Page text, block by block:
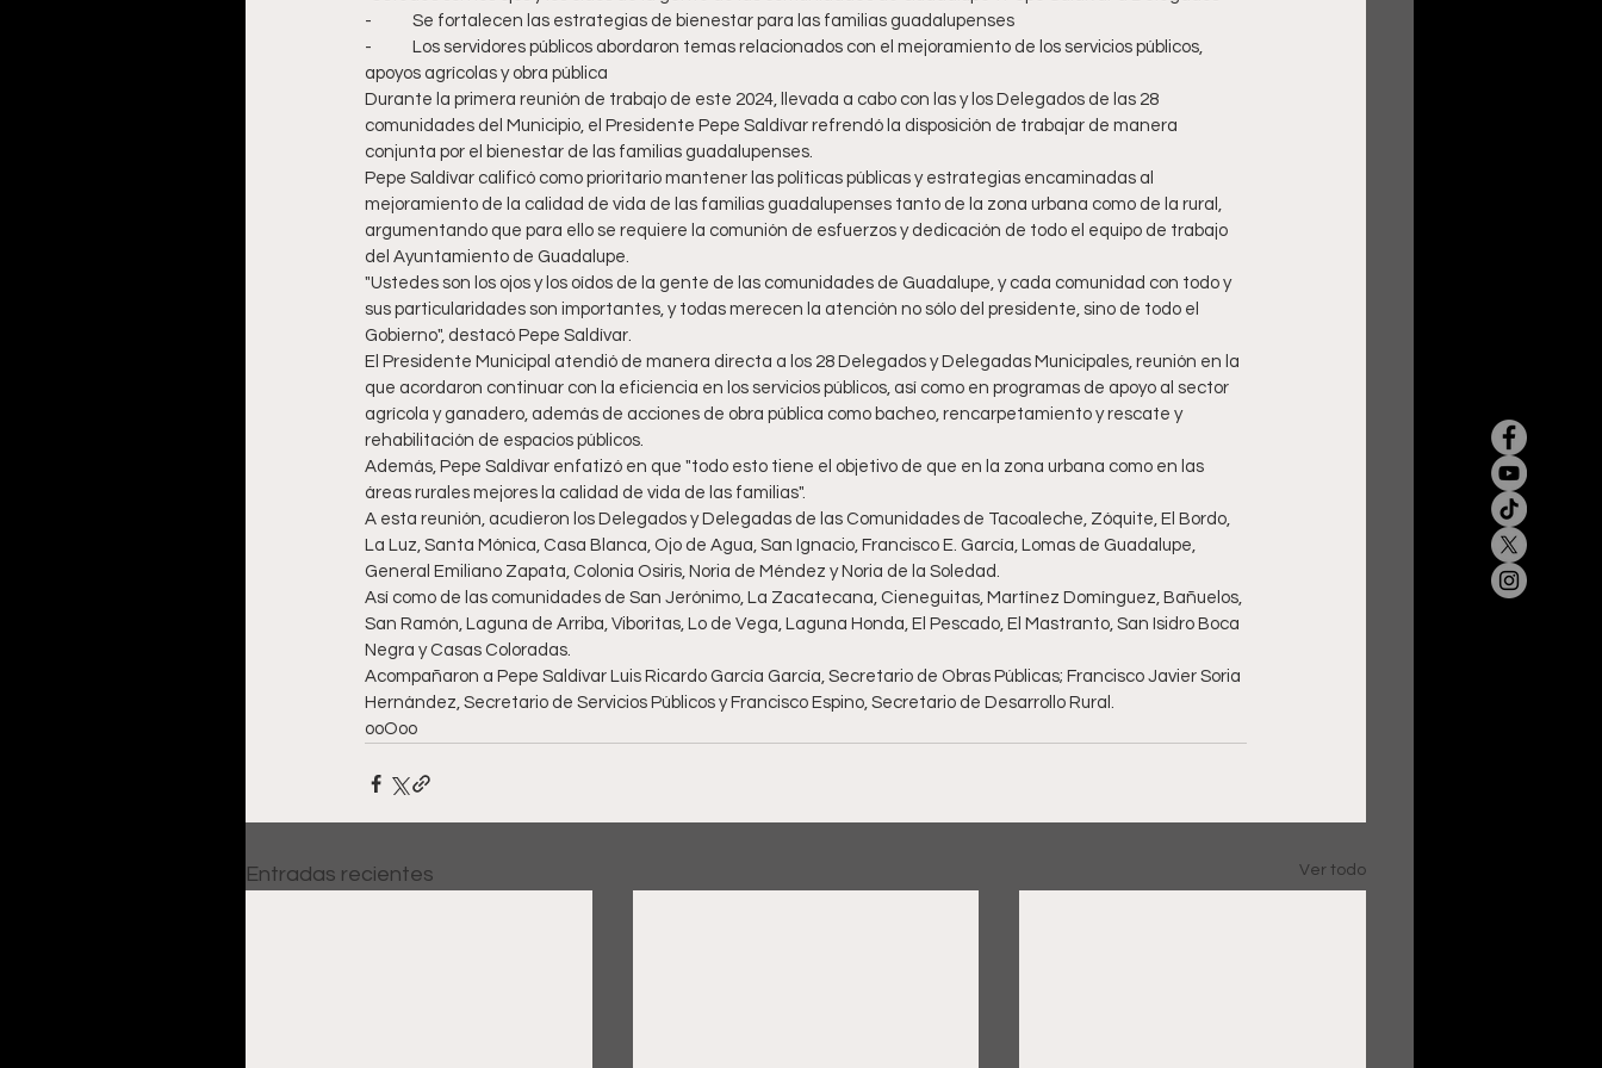
-	Se fortalecen las estrategias de bienestar para las familias guadalupenses
-	Los servidores públicos abordaron temas relacionados con el mejoramiento de los servicios públicos,
apoyos agrícolas y obra pública
Durante la primera reunión de trabajo de este 2024, llevada a cabo con las y los Delegados de las 28
comunidades del Municipio, el Presidente Pepe Saldívar refrendó la disposición de trabajar de manera
conjunta por el bienestar de las familias guadalupenses.
Pepe Saldívar calificó como prioritario mantener las políticas públicas y estrategias encaminadas al
mejoramiento de la calidad de vida de las familias guadalupenses tanto de la zona urbana como de la rural,
argumentando que para ello se requiere la comunión de esfuerzos y dedicación de todo el equipo de trabajo
del Ayuntamiento de Guadalupe.
"Ustedes son los ojos y los oídos de la gente de las comunidades de Guadalupe, y cada comunidad con todo y
sus particularidades son importantes, y todas merecen la atención no sólo del presidente, sino de todo el
Gobierno", destacó Pepe Saldívar.
El Presidente Municipal atendió de manera directa a los 28 Delegados y Delegadas Municipales, reunión en la
que acordaron continuar con la eficiencia en los servicios públicos, así como en programas de apoyo al sector
agrícola y ganadero, además de acciones de obra pública como bacheo, rencarpetamiento y rescate y
rehabilitación de espacios públicos.
Además, Pepe Saldívar enfatizó en que "todo esto tiene el objetivo de que en la zona urbana como en las
áreas rurales mejores la calidad de vida de las familias".
A esta reunión, acudieron los Delegados y Delegadas de las Comunidades de Tacoaleche, Zóquite, El Bordo,
La Luz, Santa Mónica, Casa Blanca, Ojo de Agua, San Ignacio, Francisco E. García, Lomas de Guadalupe,
General Emiliano Zapata, Colonia Osiris, Noria de Méndez y Noria de la Soledad.
Así como de las comunidades de San Jerónimo, La Zacatecana, Cieneguitas, Martínez Domínguez, Bañuelos,
San Ramón, Laguna de Arriba, Viboritas, Lo de Vega, Laguna Honda, El Pescado, El Mastranto, San Isidro Boca
Negra y Casas Coloradas.
Acompañaron a Pepe Saldívar Luis Ricardo García García, Secretario de Obras Públicas; Francisco Javier Soria
Hernández, Secretario de Servicios Públicos y Francisco Espino, Secretario de Desarrollo Rural.
ooOoo
Entradas recientes Ver todo